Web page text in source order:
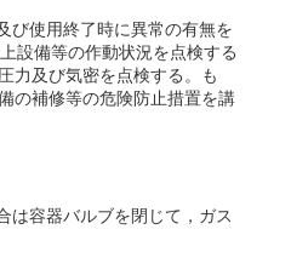
び使用終了時に異常の有無を
設備等の作動状況を点検する
力及び気密を点検する。も
の補修等の危険防止措置を講
は容器バルブを閉じて，ガス